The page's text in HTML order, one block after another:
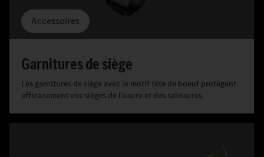
Accessoires
Garnitures de siège
Les garnitures de siège avec le motif tête de boeuf protègent
efficacement vos sièges de l'usure et des salissures.